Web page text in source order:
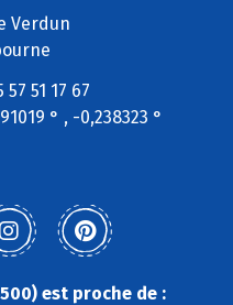
Verdun
57 51 17 67
° , -0,238323 °
est proche de :